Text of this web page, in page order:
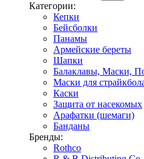
Категории:
Кепки
Бейсболки
Панамы
Армейские береты
Шапки
Балаклавы, Маски,
Маски для
Каски
Защита от насекомых
Арафатки (шемаги)
Банданы
Бренды:
Rothco